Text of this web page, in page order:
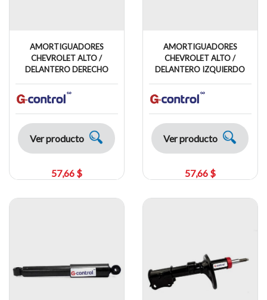
AMORTIGUADORES
CHEVROLET ALTO /
DELANTERO DERECHO
Ver producto
57,66 $
AMORTIGUADORES
CHEVROLET ALTO /
DELANTERO IZQUIERDO
Ver producto
57,66 $